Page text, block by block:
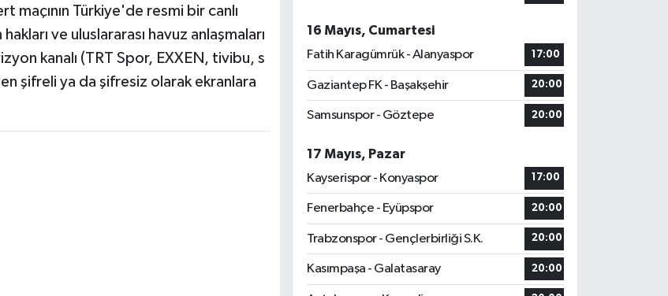
Türkiye'de resmi bir canlı
ve uluslararası havuz anlaşmaları
kanalı (TRT Spor, EXXEN, tivibu, s
şifreli ya da şifresiz olarak ekranlara
16 Mayıs, Cumartesi
Fatih Karagümrük - Alanyaspor
17:00
Gaziantep FK - Başakşehir 20:00
Samsunspor - Göztepe 20:00
17 Mayıs, Pazar
Kayserispor - Konyaspor
17:00
Fenerbahçe - Eyüpspor 20:00
Trabzonspor - Gençlerbirliği S.K. 20:00
Kasımpaşa - Galatasaray 20:00